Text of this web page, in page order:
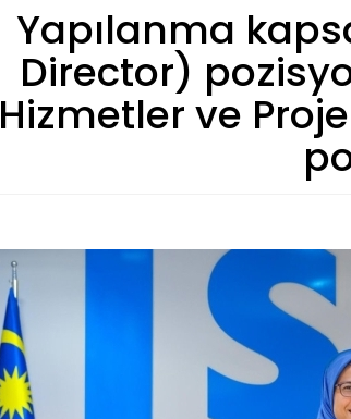
Yapılanma
Director)
Hizmetler ve